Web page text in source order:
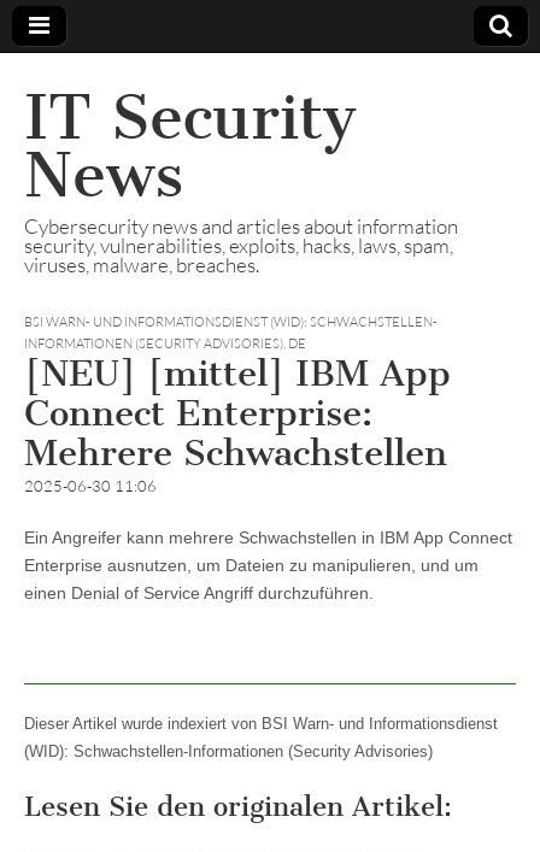
IT Security
News
Cybersecurity news and articles about information
security, vulnerabilities, exploits, hacks, laws, spam,
viruses, malware, breaches.
BSI WARN- UND INFORMATIONSDIENST (WID): SCHWACHSTELLEN-
INFORMATIONEN (SECURITY ADVISORIES), DE
[NEU] [mittel] IBM App
Connect Enterprise:
Mehrere Schwachstellen
2025-06-30 11:06
Ein Angreifer kann mehrere Schwachstellen in IBM App Connect
Enterprise ausnutzen, um Dateien zu manipulieren, und um
einen Denial of Service Angriff durchzuführen.
Dieser Artikel wurde indexiert von BSI Warn- und Informationsdienst
(WID): Schwachstellen-Informationen (Security Advisories)
Lesen Sie den originalen Artikel: